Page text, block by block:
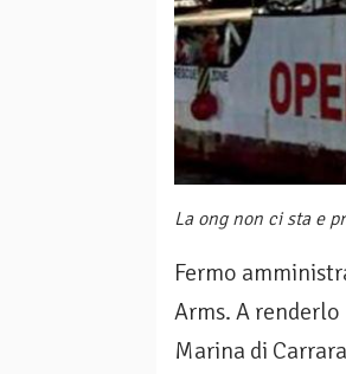
La ong non ci sta e
Fermo
Arms. A
Marina di